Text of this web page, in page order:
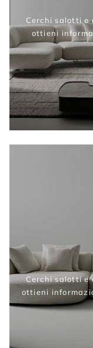
Cerchi salotti e
ottieni
Cerchi salotti e
ottieni